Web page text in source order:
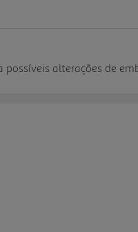
possíveis alterações de